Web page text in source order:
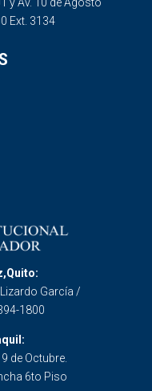
Ext. 3134
García /
1800
de Octubre.
6to Piso